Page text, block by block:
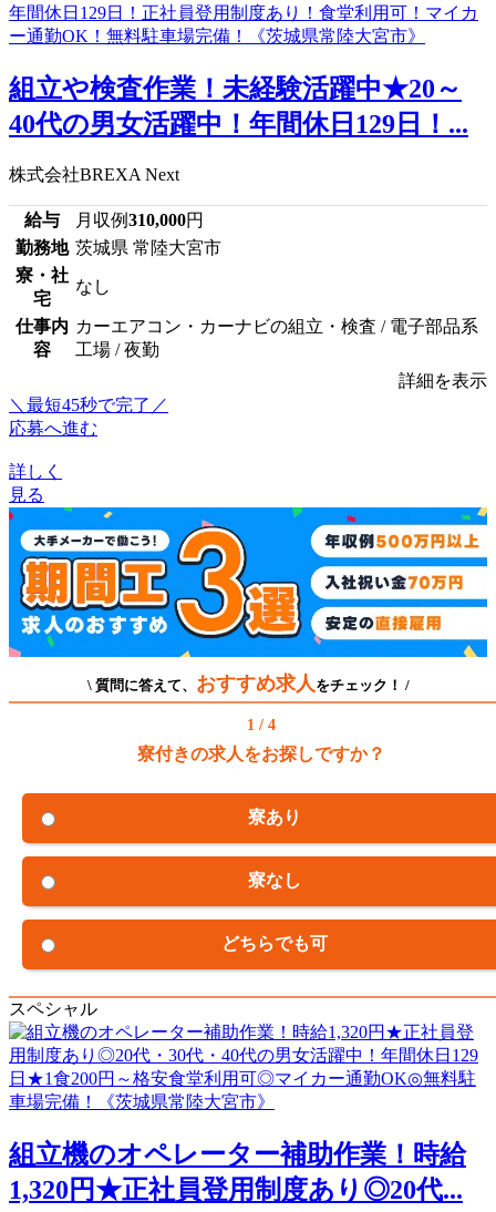
組立や検査作業！未経験活躍中★20～
40代の男女活躍中！年間休日129日！...
株式会社BREXA Next
給与 月収例310,000円
勤務地 茨城県 常陸大宮市
寮・社
宅
なし
仕事内
容
カーエアコン・カーナビの組立・検査 / 電子部品系
工場 / 夜勤
詳細を表示
＼最短45秒で完了／
応募へ進む
詳しく
見る
\ 質問に答えて、 おすすめ求人 をチェック！ /
1 / 4
寮付きの求人をお探しですか？
寮あり
寮なし
どちらでも可
スペシャル
組立機のオペレーター補助作業！時給
1,320円★正社員登用制度あり◎20代...